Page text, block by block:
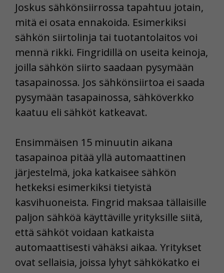
Joskus sähkönsiirrossa tapahtuu jotain,
mitä ei osata ennakoida. Esimerkiksi
sähkön siirtolinja tai tuotantolaitos voi
mennä rikki. Fingridillä on useita keinoja,
joilla sähkön siirto saadaan pysymään
tasapainossa. Jos sähkönsiirtoa ei saada
pysymään tasapainossa, sähköverkko
kaatuu eli sähköt katkeavat.
Ensimmäisen 15 minuutin aikana
tasapainoa pitää yllä automaattinen
järjestelmä, joka katkaisee sähkön
hetkeksi esimerkiksi tietyistä
kasvihuoneista. Fingrid maksaa tällaisille
paljon sähköä käyttäville yrityksille siitä,
että sähköt voidaan katkaista
automaattisesti vähäksi aikaa. Yritykset
ovat sellaisia, joissa lyhyt sähkökatko ei